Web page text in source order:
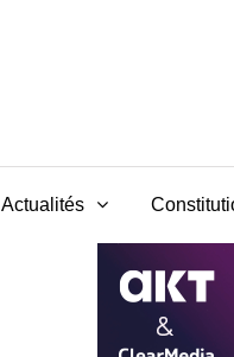
Actualités